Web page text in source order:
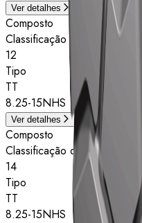
Ver detalhes
Composto
Classificação de estrelas
12
Tipo
TT
8.25-15NHS
Ver detalhes
Composto
Classificação de estrelas
14
Tipo
TT
8.25-15NHS